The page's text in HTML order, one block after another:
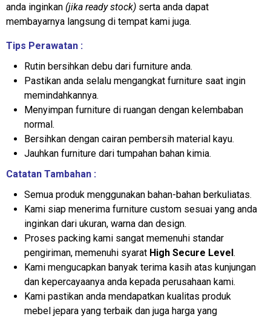
anda inginkan (jika ready stock) serta anda dapat
membayarnya langsung di tempat kami juga.
Tips Perawatan :
Rutin bersihkan debu dari furniture anda.
Pastikan anda selalu mengangkat furniture saat ingin
memindahkannya.
Menyimpan furniture di ruangan dengan kelembaban
normal.
Bersihkan dengan cairan pembersih material kayu.
Jauhkan furniture dari tumpahan bahan kimia.
Catatan Tambahan :
Semua produk menggunakan bahan-bahan berkuliatas.
Kami siap menerima furniture custom sesuai yang anda
inginkan dari ukuran, warna dan design.
Proses packing kami sangat memenuhi standar
pengiriman, memenuhi syarat High Secure Level.
Kami mengucapkan banyak terima kasih atas kunjungan
dan kepercayaanya anda kepada perusahaan kami.
Kami pastikan anda mendapatkan kualitas produk
mebel jepara yang terbaik dan juga harga yang